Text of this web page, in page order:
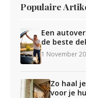
Populaire
Een
de beste
1 November
Zo haal
voor je